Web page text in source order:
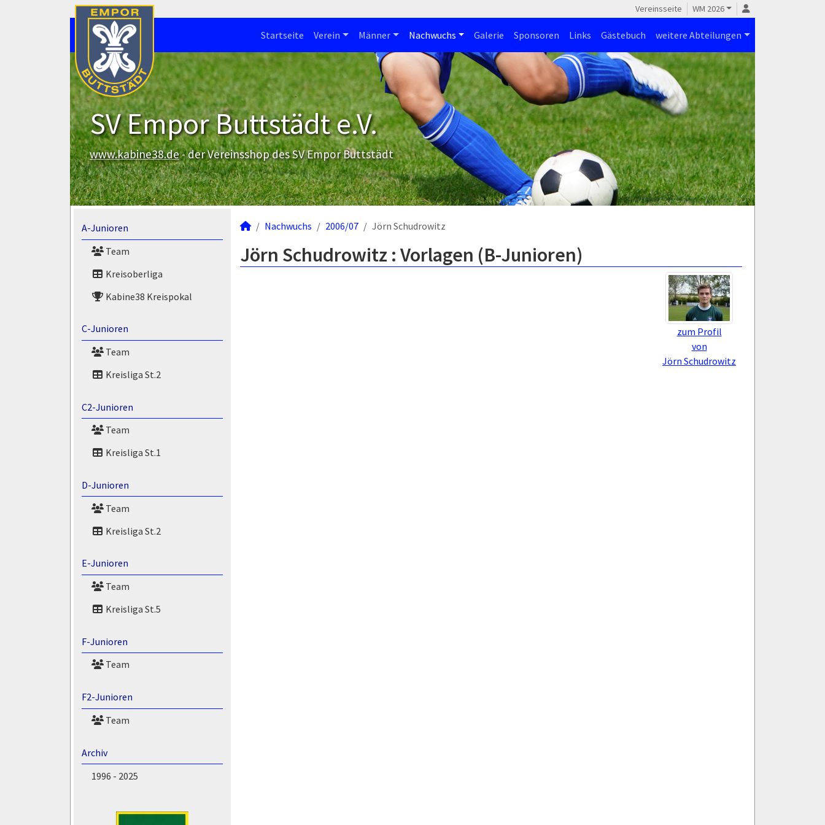
Vereinsseite WM 2026
Startseite Verein Männer Nachwuchs Galerie Sponsoren Links Gästebuch weitere Abteilungen
SV Empor Buttstädt e.V.
www.kabine38.de- der Vereinsshop des SV Empor Buttstädt
A-Junioren
Team
Kreisoberliga
Kabine38 Kreispokal
C-Junioren
Team
Kreisliga St.2
C2-Junioren
Team
Kreisliga St.1
D-Junioren
Team
Kreisliga St.2
E-Junioren
Team
Kreisliga St.5
F-Junioren
Team
F2-Junioren
Team
Archiv
1996 - 2025
Nachwuchs 2006/07 Jörn Schudrowitz
Jörn Schudrowitz : Vorlagen (B-Junioren)
zum Profil
von
Jörn Schudrowitz